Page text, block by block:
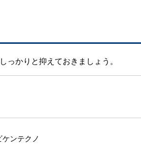
っかりと抑えておきましょう。
ンテクノ